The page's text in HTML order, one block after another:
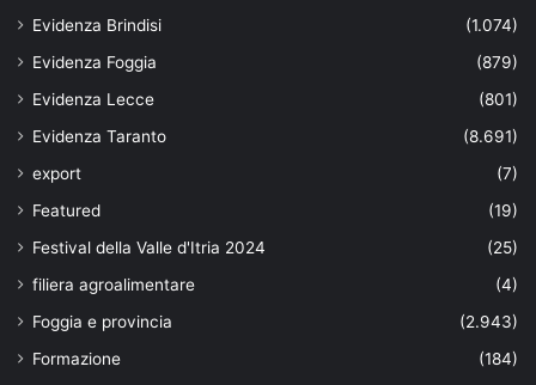
Evidenza Brindisi
(1.074)
Evidenza Foggia
(879)
Evidenza Lecce
(801)
Evidenza Taranto
(8.691)
export
(7)
Featured
(19)
Festival della Valle d'Itria 2024
(25)
filiera agroalimentare
(4)
Foggia e provincia
(2.943)
Formazione
(184)